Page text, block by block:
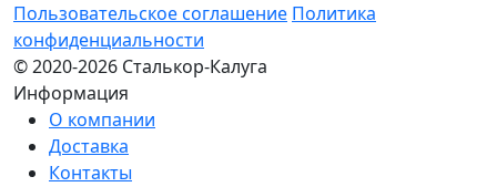
Пользовательское соглашение Политика
конфиденциальности
© 2020-2026 Сталькор-Калуга
Информация
О компании
Доставка
Контакты